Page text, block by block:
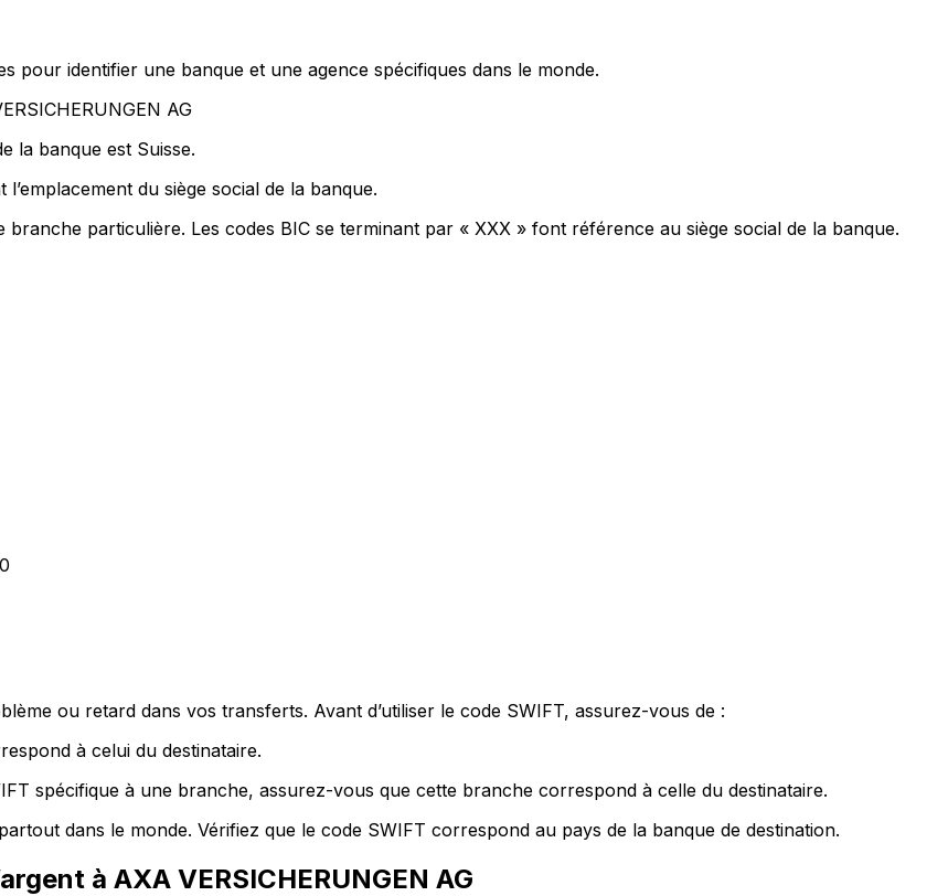
pour identifier une banque et une agence spécifiques dans le monde.
AG
la banque est Suisse.
du siège social de la banque.
branche particulière. Les codes BIC se terminant par « XXX » font référence au siège social de la banque.
ou retard dans vos transferts. Avant d’utiliser le code SWIFT, assurez-vous de :
à celui du destinataire.
spécifique à une branche, assurez-vous que cette branche correspond à celle du destinataire.
dans le monde. Vérifiez que le code SWIFT correspond au pays de la banque de destination.
à AXA VERSICHERUNGEN AG